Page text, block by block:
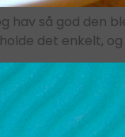
så god den
det enkelt,